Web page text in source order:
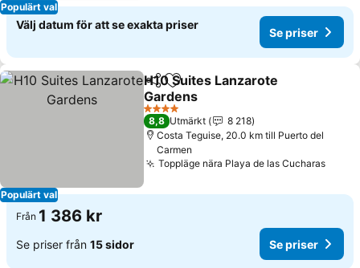
Populärt val
Välj datum för att se exakta priser
Se priser
Populärt val
Dela Lägg till i Mina Favoriter
H10 Suites Lanzarote
Gardens
Se priser
4 Stjärnor
8,8 Utmärkt
8 218
Costa Teguise, 20.0 km till Puerto del
Carmen
Toppläge nära Playa de las CucharasSe
Från 1 386 kr
Se priser från 15 sidor Se priser